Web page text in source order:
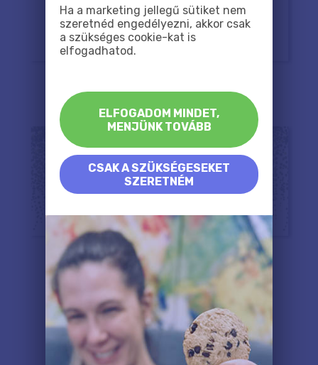
Ha a marketing jellegű sütiket nem
szeretnéd engedélyezni, akkor csak
a szükséges cookie-kat is
elfogadhatod.
ELFOGADOM MINDET,
MENJÜNK TOVÁBB
CSAK A SZÜKSÉGESEKET
SZERETNÉM